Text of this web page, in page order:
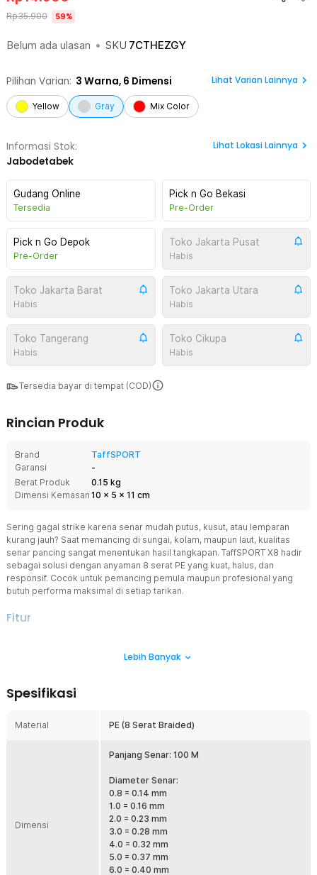
Belum ada ulasan • SKU 7CTHEZGY
Rp35.900 59%
Pilihan Varian: 3 Warna, 6 Dimensi Lihat Varian Lainnya
Yellow Gray Mix Color
Informasi Stok:
Jabodetabek
Lihat Lokasi Lainnya
Gudang Online
Tersedia
Pick n Go Bekasi
Pre-Order
Pick n Go Depok
Pre-Order
Toko Jakarta Pusat
Habis
Toko Jakarta Barat
Habis
Toko Jakarta Utara
Habis
Toko Tangerang
Habis
Toko Cikupa
Habis
Tersedia bayar di tempat (COD)
Rincian Produk
Brand
TaffSPORT
Garansi
-
Berat Produk
0.15 kg
Dimensi Kemasan 10 x 5 x 11 cm
Sering gagal strike karena senar mudah putus, kusut, atau lemparan
kurang jauh? Saat memancing di sungai, kolam, maupun laut, kualitas
senar pancing sangat menentukan hasil tangkapan. TaffSPORT X8 hadir
sebagai solusi dengan anyaman 8 serat PE yang kuat, halus, dan
responsif. Cocok untuk pemancing pemula maupun profesional yang
butuh performa maksimal di setiap tarikan.
Fitur
Menggunakan material polyethylene berkualitas dengan struktur 8
pancing ini cocok untuk berburu ikan predator atau ikan berukuran
membantu performa reel lebih stabil.
Struktur braided yang licin membuat gesekan pada ring joran lebih
meningkatkan akurasi lemparan. Sangat cocok untuk teknik casting
harian maupun mancing di spot luas. Dengan senar pancing ini,
peluang menjangkau titik ikan jadi lebih besar.
Tahan Gesek di Medan Sulit
Dirancang untuk menghadapi bebatuan, kayu, rumput air, dan
kondisi perairan menantang. Material PE braided memiliki daya
tahan baik terhadap abrasi ringan dalam pemakaian normal. Cocok
Lebih Banyak
Spesifikasi
Material PE (8 Serat Braided)
Dimensi
Panjang Senar: 100 M
Diameter Senar:
0.8 = 0.14 mm
1.0 = 0.16 mm
2.0 = 0.23 mm
3.0 = 0.28 mm
4.0 = 0.32 mm
5.0 = 0.37 mm
6.0 = 0.40 mm